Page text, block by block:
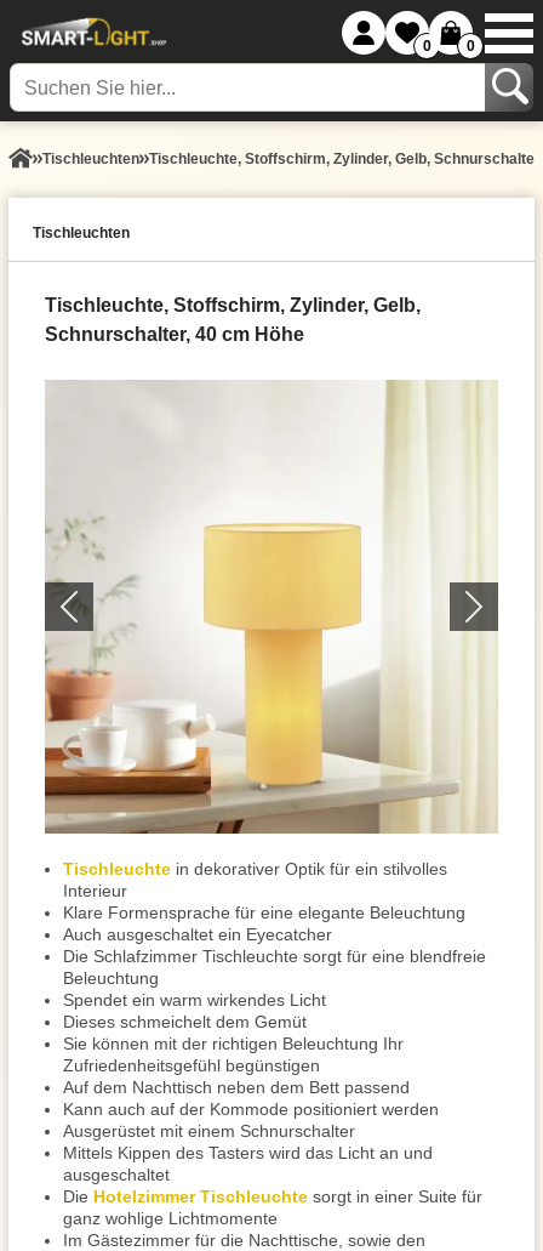
0 0
Tisch­leuchten Tischleuchte, Stoffschirm, Zylinder, Gelb,
Tisch­leuchten
Tischleuchte, Stoffschirm, Zylinder, Gelb,
Schnurschalter, 40 cm Höhe
Tischleuchte in dekorativer Optik für ein stilvolles
Interieur
Klare Formensprache für eine elegante Beleuchtung
Auch ausgeschaltet ein Eyecatcher
Die Schlafzimmer Tischleuchte sorgt für eine blendfreie
Beleuchtung
Spendet ein warm wirkendes Licht
Dieses schmeichelt dem Gemüt
Sie können mit der richtigen Beleuchtung Ihr
Zufriedenheitsgefühl begünstigen
Auf dem Nachttisch neben dem Bett passend
Kann auch auf der Kommode positioniert werden
Ausgerüstet mit einem Schnurschalter
Mittels Kippen des Tasters wird das Licht an und
ausgeschaltet
Die Hotelzimmer Tischleuchte sorgt in einer Suite für
ganz wohlige Lichtmomente
Im Gästezimmer für die Nachttische, sowie den